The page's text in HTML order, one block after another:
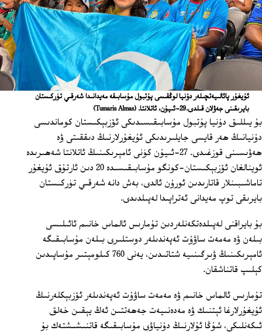
ئۇيغۇر پائالىيەتچىلەر دۇنيا لوڭقىسى پۇتبول مۇسابىقە مەيدانىدا شەرقىي تۈركىستان
بايرىقىنى جەۋلان قىلدى.29-ئىيۇن، ئاتلانتا.
(Tumaris Almas)
بۇ يىللىق دۇنيا پۇتبول مۇسابىقىسىدىكى ئۆزبېكىستان كوماندىسى
دۇنيانىڭ ھەر قايسى جايلىرىدىكى ئۇيغۇرلارنىڭ دىققىتى ۋە
ھەۋىسىنى قوزغىدى. 27-ئىيۇن كۈنى ئامېرىكىنىڭ ئاتلانتا شەھىرىدە
ئوينالغان ئۆزبېكىستان-كونگو مۇسابىقىسىدە 20 دىن ئارتۇق ئۇيغۇر
تاماشىبىنلار قاتارىدىن ئورۇن ئالدى، بەش دانە شەرقىي تۈركىستان
بايرىقى توپ مەيدانى ئەتراپىدا لەپىلدىدى.
بۇ بايراقنى لەپىلدەتكەنلەردىن تۇمارىس ئالماس خانىم ئائىلىسى
بىلەن ۋە مەمەت ساۋۇت ئەپەندىلەر دوستلىرى بىلەن مۇسابىقىگە
ئامېرىكىنىڭ ۋىرگىنىيە شتاتىدىن، يەنى 760 كىلومېتىر مۇساپىدىن
كېلىپ قاتناشقان.
تۇمارىس ئالماس خانىم ۋە مەمەت ساۋۇت ئەپەندىلەر ئۆزبېكلەرنىڭ
ئۇيغۇرلارغا ئېتنىك ۋە مەدەنىيەت جەھەتتىن ئەڭ يېقىن خەلق
ئىكەنلىكى، شۇڭا ئۇلارنىڭ دۇنياۋى مۇسابىقىگە قاتنىشىشتەك بۇ